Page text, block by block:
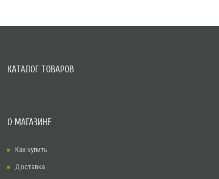
КАТАЛОГ ТОВАРОВ
О МАГАЗИНЕ
Как купить
Доставка